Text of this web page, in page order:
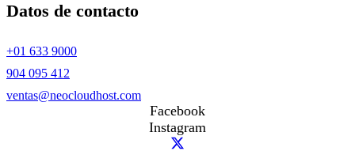
Datos de contacto
+01 633 9000
904 095 412
ventas@neocloudhost.com
Facebook
Instagram